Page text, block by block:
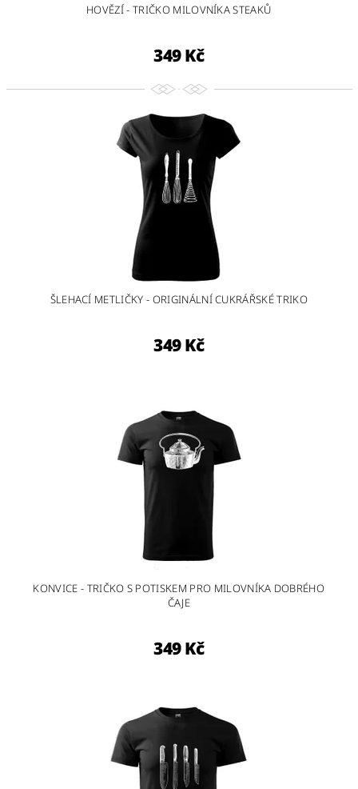
HOVĚZÍ - TRIČKO MILOVNÍKA STEAKŮ
349 Kč
ŠLEHACÍ METLIČKY - ORIGINÁLNÍ CUKRÁŘSKÉ TRIKO
349 Kč
KONVICE - TRIČKO S POTISKEM PRO MILOVNÍKA DOBRÉHO
ČAJE
349 Kč